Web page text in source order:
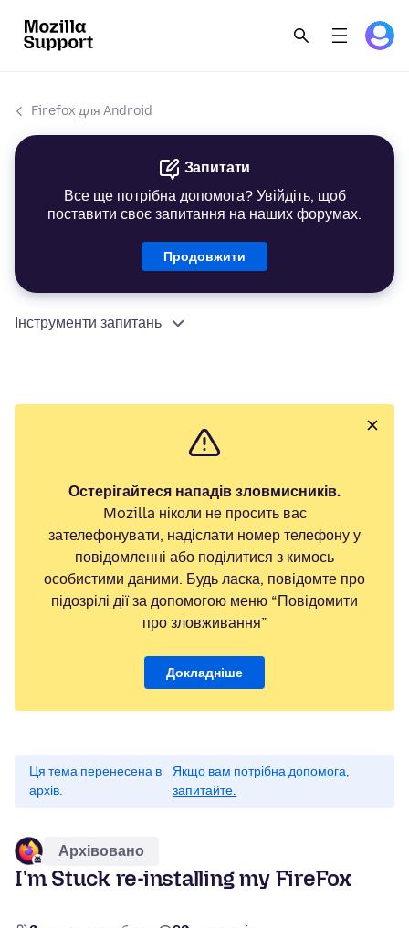
Firefox для Android
Запитати
Все ще потрібна допомога? Увійдіть, щоб
поставити своє запитання на наших форумах.
Продовжити
Інструменти запитань
Остерігайтеся нападів зловмисників.
Mozilla ніколи не просить вас
зателефонувати, надіслати номер телефону у
повідомленні або поділитися з кимось
особистими даними. Будь ласка, повідомте про
підозрілі дії за допомогою меню “Повідомити
про зловживання”
Докладніше
Ця тема перенесена в
архів.
Якщо вам потрібна допомога,
запитайте.
Архівовано
I'm Stuck re-installing my FireFox